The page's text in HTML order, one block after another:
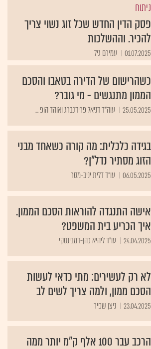
ניתוח
פסק הדין החדש שכל זוג נשוי צריך
להכיר. וההשלכות
01.07.2025 עמירם גיל
כשהרישום של הדירה בטאבו והסכם
הממון מתנגשים - מי גובר?
25.05.2025 עוה"ד דניאל פרידנברג ואוהד הופ ...
בגידה כלכלית: מה קורה כשאחד מבני
הזוג מסתיר נדל"ן?
06.05.2025 עו"ד דלית יניב-מסר
אישה התנגדה להוראות הסכם הממון.
איך הכריע בית המשפט?
24.04.2025 עו"ד ליהיא כהן-דמבינסקי
לא רק לעשירים: מתי כדאי לעשות
הסכם ממון, ולמה צריך לשים לב
23.04.2025 ניצן שפיר
הרכב עבר 100 אלף ק"מ יותר ממה